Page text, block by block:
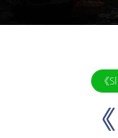
《